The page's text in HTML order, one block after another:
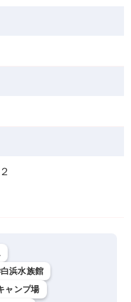
浜水族館
ャンプ場